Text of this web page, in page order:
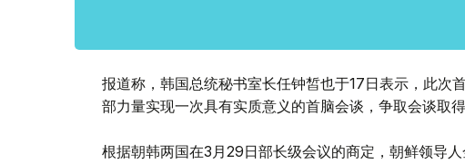
报道称，韩国总统秘书室长任钟皙也于17日表示，此次
部力量实现一次具有实质意义的首脑会谈，争取会谈取得
根据朝韩两国在3月29日部长级会议的商定，朝鲜领导